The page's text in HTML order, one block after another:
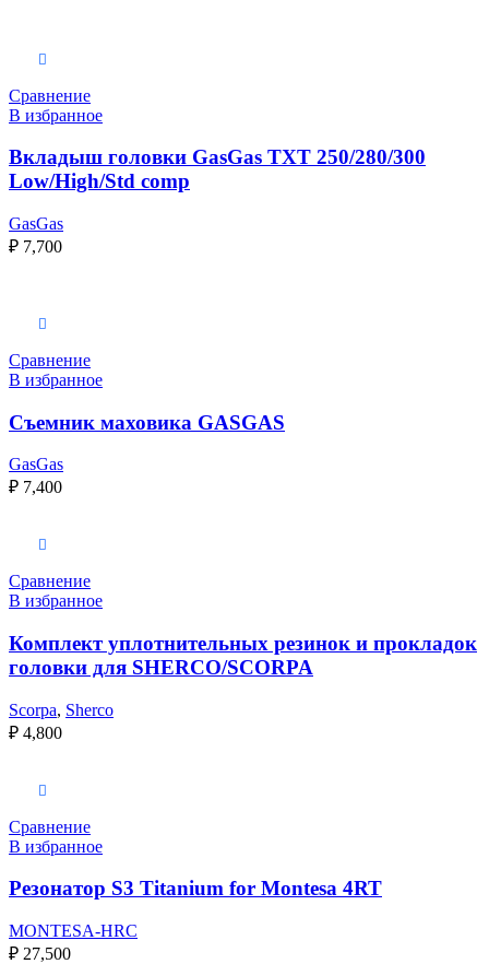
Сравнение
В избранное
Вкладыш головки GasGas TXT 250/280/300
Low/High/Std comp
GasGas
₽ 7,700
Сравнение
В избранное
Съемник маховика GASGAS
GasGas
₽ 7,400
Сравнение
В избранное
Комплект уплотнительных резинок и прокладок
головки для SHERCO/SCORPA
Scorpa, Sherco
₽ 4,800
Сравнение
В избранное
Резонатор S3 Titanium for Montesa 4RT
MONTESA-HRC
₽ 27,500